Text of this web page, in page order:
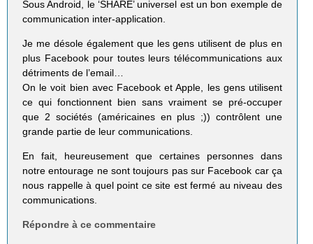
Sous Android, le ‘SHARE’ universel est un bon exemple de
communication inter-application.
Je me désole également que les gens utilisent de plus en
plus Facebook pour toutes leurs télécommunications aux
détriments de l’email…
On le voit bien avec Facebook et Apple, les gens utilisent
ce qui fonctionnent bien sans vraiment se pré-occuper
que 2 sociétés (américaines en plus ;)) contrôlent une
grande partie de leur communications.
En fait, heureusement que certaines personnes dans
notre entourage ne sont toujours pas sur Facebook car ça
nous rappelle à quel point ce site est fermé au niveau des
communications.
Répondre à ce commentaire